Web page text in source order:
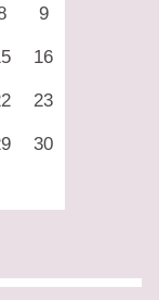
9
16
23
30